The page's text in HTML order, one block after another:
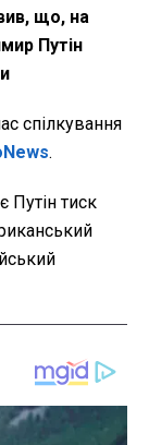
що, на
Путін
спілкування
.
Путін тиск